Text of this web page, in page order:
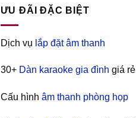
ƯU ĐÃI ĐẶC BIỆT
Dịch vụ lắp đặt âm thanh
30+ Dàn karaoke gia đình giá rẻ
Cấu hình âm thanh phòng họp